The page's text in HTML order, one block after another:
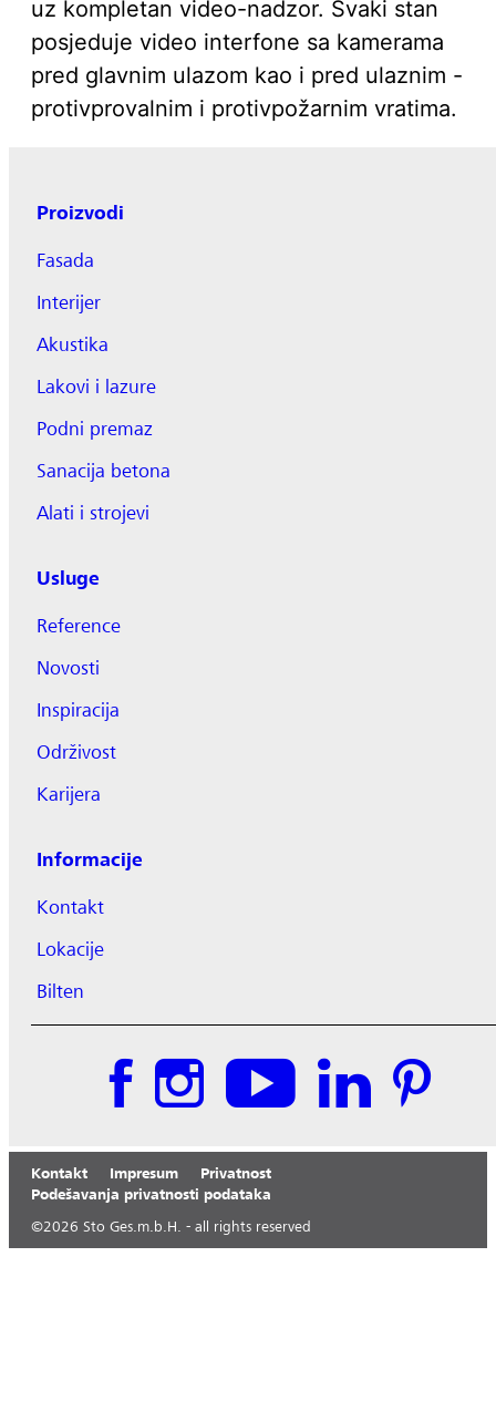
uz kompletan video-nadzor. Svaki stan
posjeduje video interfone sa kamerama
pred glavnim ulazom kao i pred ulaznim -
protivprovalnim i protivpožarnim vratima.
Proizvodi
Fasada
Interijer
Akustika
Lakovi i lazure
Podni premaz
Sanacija betona
Alati i strojevi
Usluge
Reference
Novosti
Inspiracija
Održivost
Karijera
Informacije
Kontakt
Lokacije
Bilten
Kontakt Impresum
Privatnost
Podešavanja privatnosti podataka
©2026 Sto Ges.m.b.H. - all rights reserved